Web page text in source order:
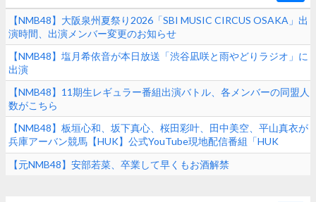
【NMB48】大阪泉州夏祭り2026「SBI MUSIC CIRCUS OSAKA」出
演時間、出演メンバー変更のお知らせ
【NMB48】塩月希依音が本日放送「渋谷凪咲と雨やどりラジオ」に
出演
【NMB48】11期生レギュラー番組出演バトル、各メンバーの同盟人
数がこちら
【NMB48】板垣心和、坂下真心、桜田彩叶、田中美空、平山真衣が
兵庫アーバン競馬【HUK】公式YouTube現地配信番組「HUK
Campus Live」に出演
【元NMB48】安部若菜、卒業して早くもお酒解禁